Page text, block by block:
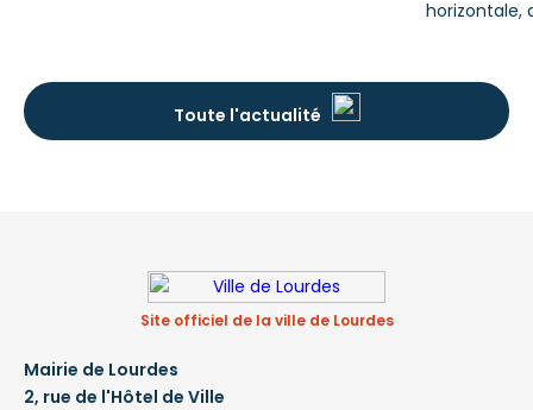
l’entrée du ponton, ainsi
horizontale,
de la Ville
prévoir :
Toute l'actualité
Site officiel de la ville de Lourdes
Mairie de Lourdes
2, rue de l'Hôtel de Ville